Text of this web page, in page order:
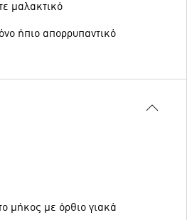
μαλακτικό
ήπιο απορρυπαντικό
μήκος με όρθιο γιακά